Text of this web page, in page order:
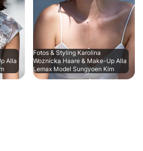
Alla
Fotos & Styling Karolina
Woznicka Haare & Make-Up Alla
Lemax Model Sungyoen Kim